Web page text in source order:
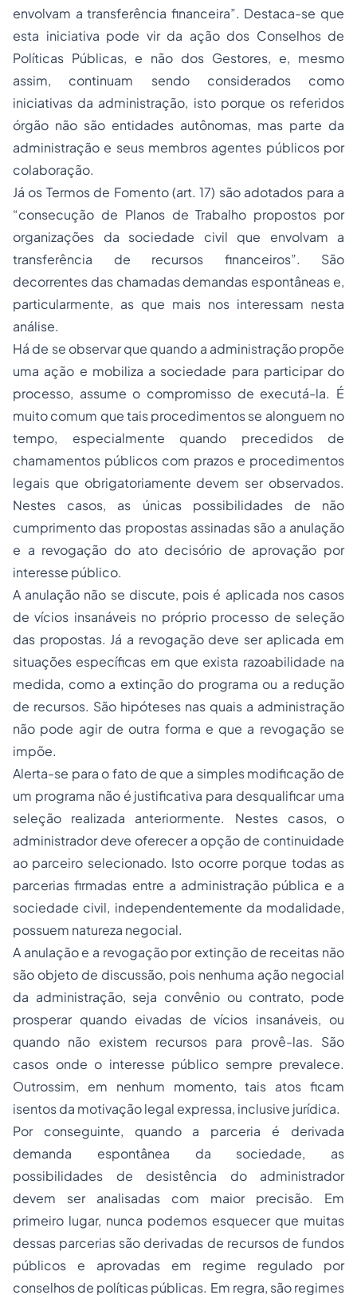
envolvam a transferência financeira”. Destaca-se que
esta iniciativa pode vir da ação dos Conselhos de
Políticas Públicas, e não dos Gestores, e, mesmo
assim, continuam sendo considerados como
iniciativas da administração, isto porque os referidos
órgão não são entidades autônomas, mas parte da
administração e seus membros agentes públicos por
colaboração.
Já os Termos de Fomento (art. 17) são adotados para a
“consecução de Planos de Trabalho propostos por
organizações da sociedade civil que envolvam a
transferência de recursos financeiros”. São
decorrentes das chamadas demandas espontâneas e,
particularmente, as que mais nos interessam nesta
análise.
Há de se observar que quando a administração propõe
uma ação e mobiliza a sociedade para participar do
processo, assume o compromisso de executá-la. É
muito comum que tais procedimentos se alonguem no
tempo, especialmente quando precedidos de
chamamentos públicos com prazos e procedimentos
legais que obrigatoriamente devem ser observados.
Nestes casos, as únicas possibilidades de não
cumprimento das propostas assinadas são a anulação
e a revogação do ato decisório de aprovação por
interesse público.
A anulação não se discute, pois é aplicada nos casos
de vícios insanáveis no próprio processo de seleção
das propostas. Já a revogação deve ser aplicada em
situações específicas em que exista razoabilidade na
medida, como a extinção do programa ou a redução
de recursos. São hipóteses nas quais a administração
não pode agir de outra forma e que a revogação se
impõe.
Alerta-se para o fato de que a simples modificação de
um programa não é justificativa para desqualificar uma
seleção realizada anteriormente. Nestes casos, o
administrador deve oferecer a opção de continuidade
ao parceiro selecionado. Isto ocorre porque todas as
parcerias firmadas entre a administração pública e a
sociedade civil, independentemente da modalidade,
possuem natureza negocial.
A anulação e a revogação por extinção de receitas não
são objeto de discussão, pois nenhuma ação negocial
da administração, seja convênio ou contrato, pode
prosperar quando eivadas de vícios insanáveis, ou
quando não existem recursos para provê-las. São
casos onde o interesse público sempre prevalece.
Outrossim, em nenhum momento, tais atos ficam
isentos da motivação legal expressa, inclusive jurídica.
Por conseguinte, quando a parceria é derivada
demanda espontânea da sociedade, as
possibilidades de desistência do administrador
devem ser analisadas com maior precisão. Em
primeiro lugar, nunca podemos esquecer que muitas
dessas parcerias são derivadas de recursos de fundos
públicos e aprovadas em regime regulado por
conselhos de políticas públicas. Em regra, são regimes